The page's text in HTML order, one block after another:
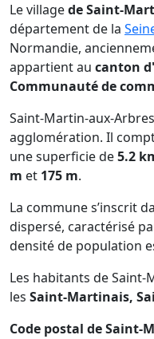
Le villagede Saint-
département de la
Normandie,
appartient au canton
Communauté de
Saint-Martin-aux-
agglomération. Il
une superficie de5.2
m et 175 m.
La commune s’inscrit
dispersé, caractérisé
densité de population
Les habitants de
les Saint-Martinais,
Code postal de Saint-